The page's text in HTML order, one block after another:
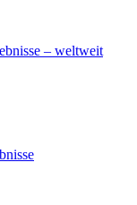
– weltweit